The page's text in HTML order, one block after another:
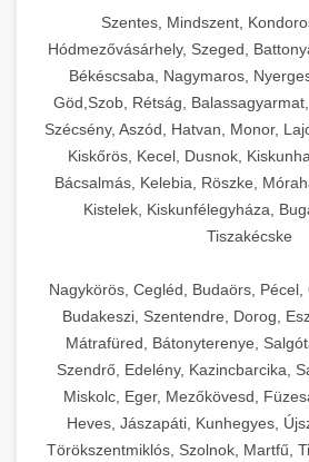
Szentes, Mindszent,
Hódmezővásárhely, Szeged,
Békéscsaba, Nagymaros,
Göd,Szob, Rétság,
Szécsény, Aszód, Hatvan, Monor,
Kiskőrös, Kecel, Dusnok,
Bácsalmás, Kelebia, Röszke,
Kistelek, Kiskunfélegyháza,
Tiszakécske
Nagykörös, Cegléd, Budaörs, Pécel,
Budakeszi, Szentendre, Dorog,
Mátrafüred, Bátonyterenye,
Szendrő, Edelény, Kazincbarcika,
Miskolc, Eger, Mezőkövesd,
Heves, Jászapáti, Kunhegyes,
Törökszentmiklós, Szolnok, Martfű,